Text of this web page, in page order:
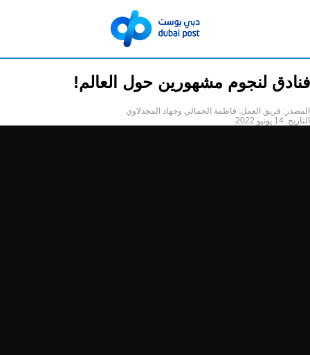
فنادق لنجوم مشهورين حول العالم!
المصدر: فريق العمل: فاطمة الجمالي وجهاد المجدلاوي
التاريخ: 14 يونيو 2022